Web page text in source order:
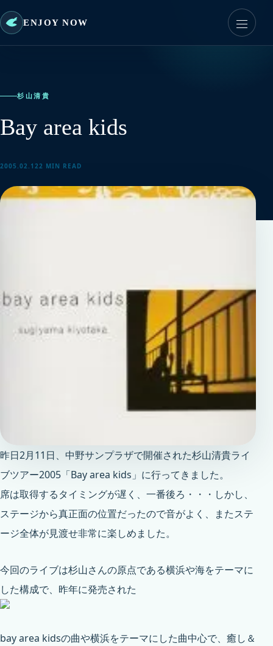
ENJOY NOW
杉山清貴
Bay area kids
2005.02.122 MIN READ
昨日2月11日、中野サンプラザで開催された杉山清貴ライ
ブツアー2005「Bay area kids」に行ってきました。
席は取得するタイミングが遅く、一番後ろ・・・しかし、
ステージから真正面の位置だったので音がよく、またステ
ージ全体が見渡せ非常に楽しめました。
今回のライブは杉山さんの原点である横浜や海をテーマに
した構成で、昨年に発売された
bay area kidsの曲や横浜をテーマにした曲中心で、癒し＆